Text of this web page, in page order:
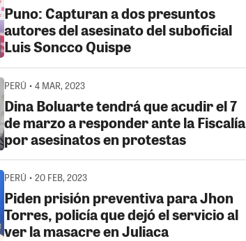
Puno: Capturan a dos presuntos
autores del asesinato del suboficial
Luis Soncco Quispe
PERÚ • 4 MAR, 2023
Dina Boluarte tendrá que acudir el 7
de marzo a responder ante la Fiscalía
por asesinatos en protestas
PERÚ • 20 FEB, 2023
Piden prisión preventiva para Jhon
Torres, policía que dejó el servicio al
ver la masacre en Juliaca